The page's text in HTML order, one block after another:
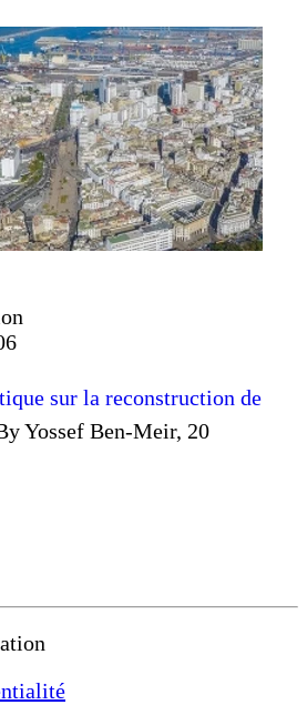
sur la reconstruction de
Yossef Ben-Meir, 20